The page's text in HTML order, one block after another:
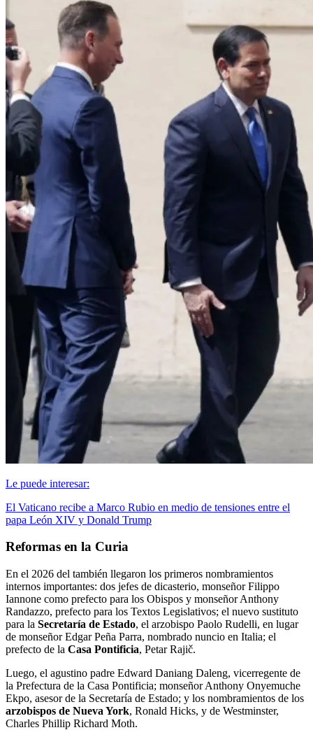
Le puede interesar:
El Vaticano recibe a Marco Rubio en medio de tensiones entre el
papa León XIV y Donald Trump
Reformas en la Curia
En el 2026 del también llegaron los primeros nombramientos
internos importantes: dos jefes de dicasterio, monseñor Filippo
Iannone como prefecto para los Obispos y monseñor Anthony
Randazzo, prefecto para los Textos Legislativos; el nuevo sustituto
para la Secretaría de Estado, el arzobispo Paolo Rudelli, en lugar
de monseñor Edgar Peña Parra, nombrado nuncio en Italia; el
prefecto de la Casa Pontificia, Petar Rajič.
Luego, el agustino padre Edward Daniang Daleng, vicerregente de
la Prefectura de la Casa Pontificia; monseñor Anthony Onyemuche
Ekpo, asesor de la Secretaría de Estado; y los nombramientos de los
arzobispos de Nueva York, Ronald Hicks, y de Westminster,
Charles Phillip Richard Moth.